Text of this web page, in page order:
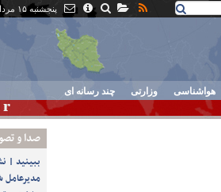
پنجشنبه ۱۵ مرداد ۰۵ - ۰۹:۱۷
هواشناسی وزارتی چند رسانه ای
صدا و
ببینید |